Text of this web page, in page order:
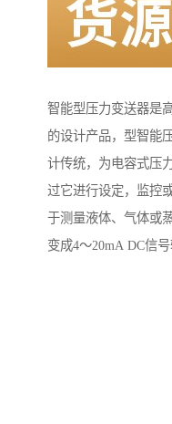
智能型压力变送器是
的设计产品，型智能
计传统，为电容式压
过它进行设定，监控
于测量液体、气体或
变成4～20mA DC信号